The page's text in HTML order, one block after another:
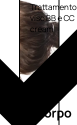
Trattamento
viso BB e CC
cream
Corpo